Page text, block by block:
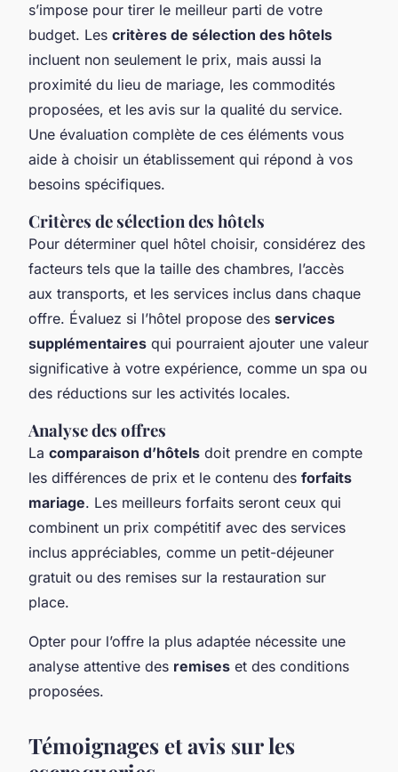
s’impose pour tirer le meilleur parti de votre
budget. Les critères de sélection des hôtels
incluent non seulement le prix, mais aussi la
proximité du lieu de mariage, les commodités
proposées, et les avis sur la qualité du service.
Une évaluation complète de ces éléments vous
aide à choisir un établissement qui répond à vos
besoins spécifiques.
Critères de sélection des hôtels
Pour déterminer quel hôtel choisir, considérez des
facteurs tels que la taille des chambres, l’accès
aux transports, et les services inclus dans chaque
offre. Évaluez si l’hôtel propose des services
supplémentaires qui pourraient ajouter une valeur
significative à votre expérience, comme un spa ou
des réductions sur les activités locales.
Analyse des offres
La comparaison d’hôtels doit prendre en compte
les différences de prix et le contenu des forfaits
mariage. Les meilleurs forfaits seront ceux qui
combinent un prix compétitif avec des services
inclus appréciables, comme un petit-déjeuner
gratuit ou des remises sur la restauration sur
place.
Opter pour l’offre la plus adaptée nécessite une
analyse attentive des remises et des conditions
proposées.
Témoignages et avis sur les